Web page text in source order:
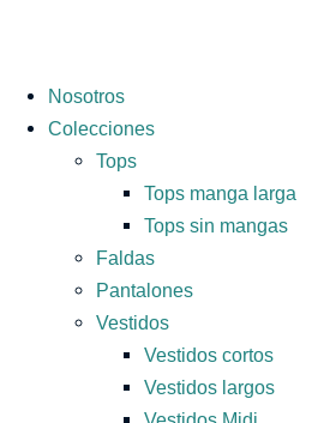
Nosotros
Colecciones
Tops
Tops manga larga
Tops sin mangas
Faldas
Pantalones
Vestidos
Vestidos cortos
Vestidos largos